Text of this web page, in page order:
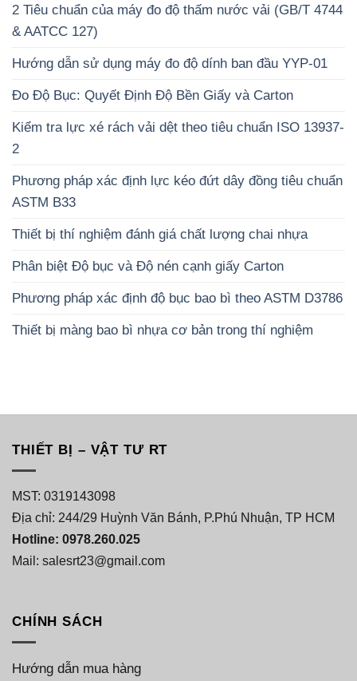
2 Tiêu chuẩn của máy đo độ thấm nước vải (GB/T 4744
& AATCC 127)
Hướng dẫn sử dụng máy đo độ dính ban đầu YYP-01
Đo Độ Bục: Quyết Định Độ Bền Giấy và Carton
Kiểm tra lực xé rách vải dệt theo tiêu chuẩn ISO 13937-
2
Phương pháp xác định lực kéo đứt dây đồng tiêu chuẩn
ASTM B33
Thiết bị thí nghiệm đánh giá chất lượng chai nhựa
Phân biệt Độ bục và Độ nén cạnh giấy Carton
Phương pháp xác định độ bục bao bì theo ASTM D3786
Thiết bị màng bao bì nhựa cơ bản trong thí nghiệm
THIẾT BỊ – VẬT TƯ RT
MST: 0319143098
Địa chỉ: 244/29 Huỳnh Văn Bánh, P.Phú Nhuận, TP HCM
Hotline: 0978.260.025
Mail: salesrt23@gmail.com
CHÍNH SÁCH
Hướng dẫn mua hàng